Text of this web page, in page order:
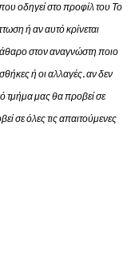
οδηγεί στο προφίλ του Το
ή αν αυτό κρίνεται
στον αναγνώστη ποιο
ή οι αλλαγές. αν δεν
τμήμα μας θα προβεί σε
σε όλες τις απαιτούμενες